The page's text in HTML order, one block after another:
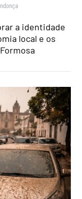
a identidade
local e os